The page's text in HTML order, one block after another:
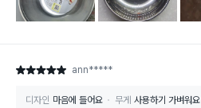
별점 5점 ann*****
디자인 마음에 들어요 무게 사용하기 가벼워요